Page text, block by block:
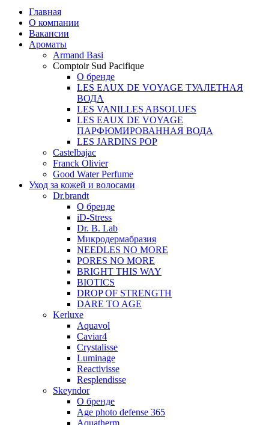
Главная
О компании
Вакансии
Ароматы
Armand Basi
Comptoir Sud Pacifique
О бренде
LES EAUX DE VOYAGE ТУАЛЕТНАЯ
ВОДА
LES VANILLES ABSOLUES
LES EAUX DE VOYAGE
ПАРФЮМИРОВАННАЯ ВОДА
LES JARDINS POP
Castelbajac
Franck Olivier
Good Water Perfume
Уход за кожей и волосами
Dr.brandt
О бренде
iD-Stress
Dr. B. Lab
Микродермабразия
NEEDLES NO MORE
PORES NO MORE
BRIGHT THIS WAY
BIOTICS
DROP OF STRENGTH
DARE TO AGE
Kerluxe
Aquavol
Caviar4
Crystalisse
Luminage
Reactivisse
Resplendisse
Skeyndor
О бренде
Age photo defense 365
Aquatherm